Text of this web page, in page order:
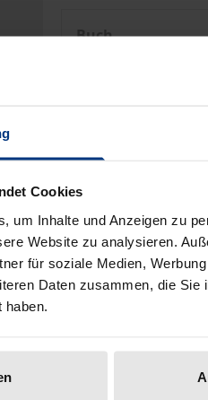
Cookies
um Inhalte und Anzeigen zu
Website zu analysieren.
für soziale Medien,
Daten zusammen, die
haben.
Buch
Preisangaben inkl.
Zur OpenAccess
Hinweise zu
wichtigste Organ der